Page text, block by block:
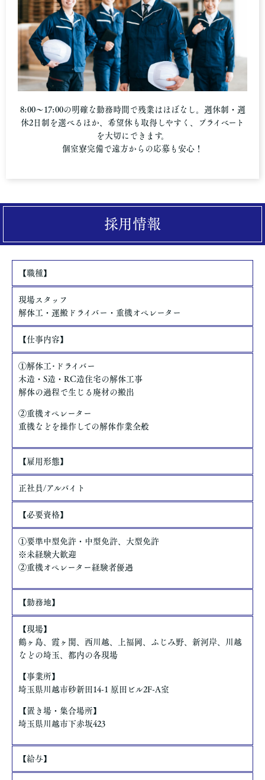
8:00～17:00の明確な勤務時間で残業はほぼなし。週休制・週
休2日制を選べるほか、希望休も取得しやすく、プライベート
を大切にできます。
個室寮完備で遠方からの応募も安心！
採用情報
【職種】
現場スタッフ
解体工・運搬ドライバー・重機オペレーター
【仕事内容】
①解体工･ドライバー
木造・S造・RC造住宅の解体工事
解体の過程で生じる廃材の搬出
​②重機オペレーター
重機などを操作しての解体作業全般
【雇用形態】
正社員/アルバイト
【必要資格】
①要準中型免許・中型免許、大型免許
※未経験大歓迎
②重機オペレーター経験者優遇
【勤務地】
【現場】
鶴ヶ島、霞ヶ関、西川越、上福岡、ふじみ野、新河岸、川越
などの埼玉、都内の各現場
【事業所】
埼玉県川越市砂新田14-1 原田ビル2F-A室
【置き場・集合場所】
埼玉県川越市下赤坂423
【給与】